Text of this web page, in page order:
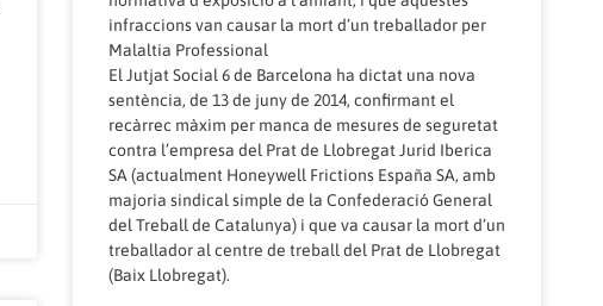
infraccions van causar la mort d’un treballador per
Malaltia Professional
El Jutjat Social 6 de Barcelona ha dictat una nova
sentència, de 13 de juny de 2014, confirmant el
recàrrec màxim per manca de mesures de seguretat
contra l’empresa del Prat de Llobregat Jurid Iberica
SA (actualment Honeywell Frictions España SA, amb
majoria sindical simple de la Confederació General
del Treball de Catalunya) i que va causar la mort d’un
treballador al centre de treball del Prat de Llobregat
(Baix Llobregat).